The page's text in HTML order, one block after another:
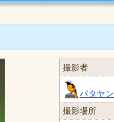
撮影者
バタヤン
撮影場所